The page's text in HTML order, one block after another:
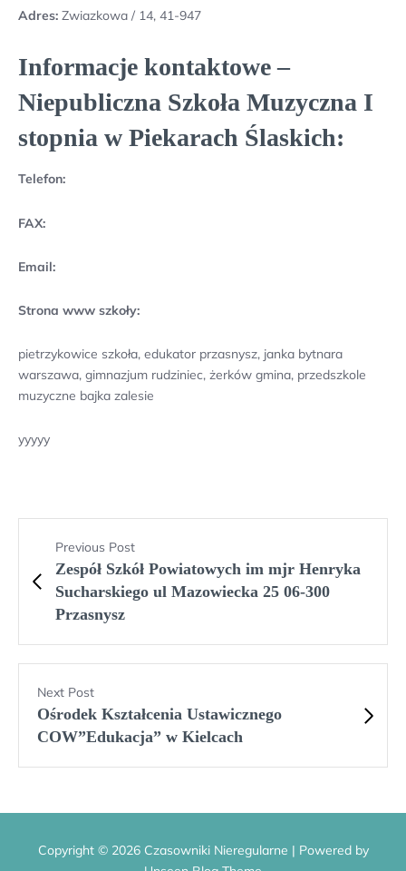
Adres: Zwiazkowa / 14, 41-947
Informacje kontaktowe –
Niepubliczna Szkoła Muzyczna I
stopnia w Piekarach Ślaskich:
Telefon:
FAX:
Email:
Strona www szkoły:
pietrzykowice szkoła, edukator przasnysz, janka bytnara
warszawa, gimnazjum rudziniec, żerków gmina, przedszkole
muzyczne bajka zalesie
yyyyy
Previous Post
Zespół Szkół Powiatowych im mjr Henryka
Sucharskiego ul Mazowiecka 25 06-300
Przasnysz
Next Post
Ośrodek Kształcenia Ustawicznego
COW”Edukacja” w Kielcach
Copyright © 2026 Czasowniki Nieregularne | Powered by